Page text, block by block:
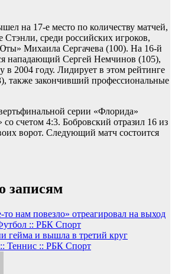
на 17-е место по количеству матчей,
среди российских игроков,
Михаила Сергачева (100). На 16-й
нападающий Сергей Немчинов (105),
в 2004 году. Лидирует в этом рейтинге
также закончивший профессиональные
серии «Флорида»
со счетом 4:3. Бобровский отразил 16 из
ворот. Следующий матч состоится
записям
нам повезло» отреагировал на выход
:: РБК Спорт
гейма и вышла в третий круг
Теннис :: РБК Спорт